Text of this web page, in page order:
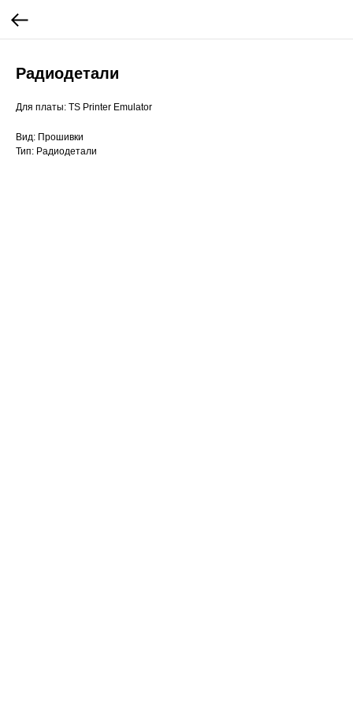
Радиодетали
Для платы: TS Printer Emulator
Вид: Прошивки
Тип: Радиодетали